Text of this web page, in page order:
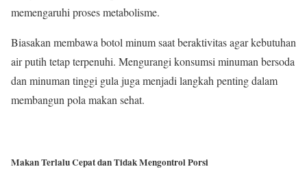
memengaruhi proses metabolisme.
Biasakan membawa botol minum saat beraktivitas agar kebutuhan
air putih tetap terpenuhi. Mengurangi konsumsi minuman bersoda
dan minuman tinggi gula juga menjadi langkah penting dalam
membangun pola makan sehat.
Makan Terlalu Cepat dan Tidak Mengontrol Porsi